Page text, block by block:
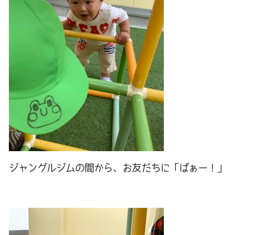
ジャングルジムの間から、お友だちに「ばぁー！」